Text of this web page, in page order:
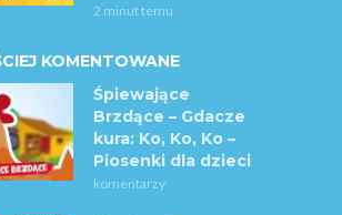
2 minut temu
KOMENTOWANE
Śpiewające
Brzdące – Gdacze
kura: Ko, Ko, Ko –
Piosenki dla dzieci
komentarzy